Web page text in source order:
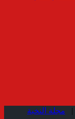
مجلة النخبة